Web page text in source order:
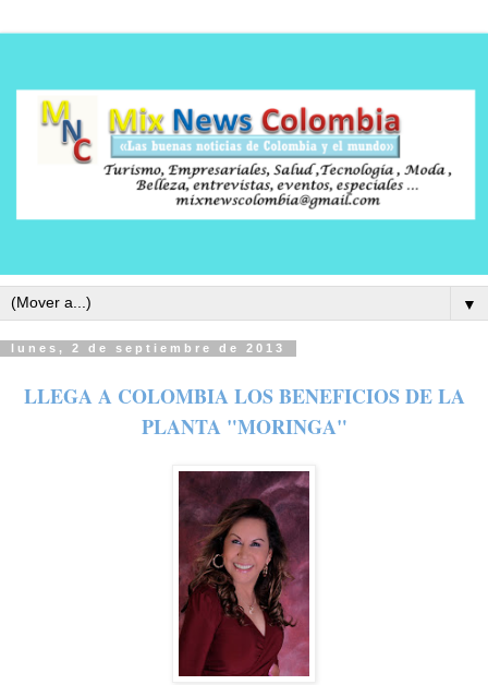
▼
lunes, 2 de septiembre de 2013
LLEGA A COLOMBIA LOS BENEFICIOS DE LA
PLANTA "MORINGA"